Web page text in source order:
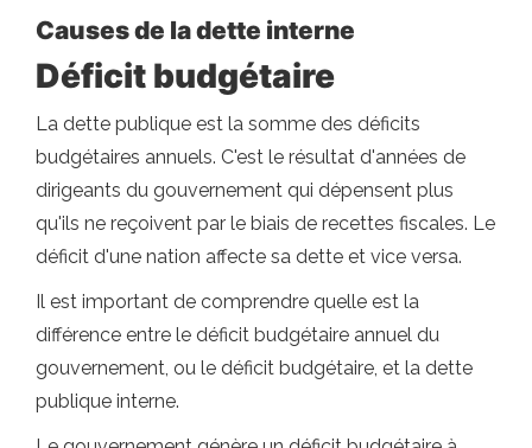
Causes de la dette interne
Déficit budgétaire
La dette publique est la somme des déficits
budgétaires annuels. C'est le résultat d'années de
dirigeants du gouvernement qui dépensent plus
qu'ils ne reçoivent par le biais de recettes fiscales. Le
déficit d'une nation affecte sa dette et vice versa.
Il est important de comprendre quelle est la
différence entre le déficit budgétaire annuel du
gouvernement, ou le déficit budgétaire, et la dette
publique interne.